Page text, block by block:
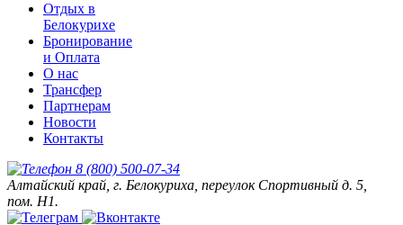
Отдых в
Белокурихе
Бронирование
и Оплата
О нас
Трансфер
Партнерам
Новости
Контакты
8 (800) 500-07-34
Алтайский край, г. Белокуриха, переулок Спортивный д. 5,
пом. Н1.